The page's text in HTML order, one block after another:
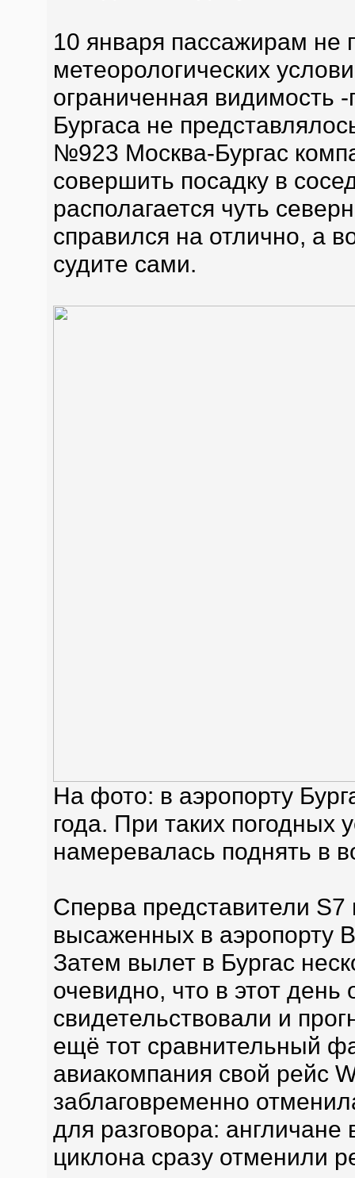
10 января пассажирам не
метеорологических
ограниченная видимость
Бургаса не
№923 Москва-Бургас
совершить посадку в
располагается чуть
справился на отлично, а
судите сами.
На фото: в аэропорту
года. При таких погодных
намеревалась поднять в
Сперва представители
высаженных в аэропорту
Затем вылет в Бургас
очевидно, что в этот
свидетельствовали и
ещё тот сравнительный
авиакомпания свой рейс
заблаговременно
для разговора:
циклона сразу отменили